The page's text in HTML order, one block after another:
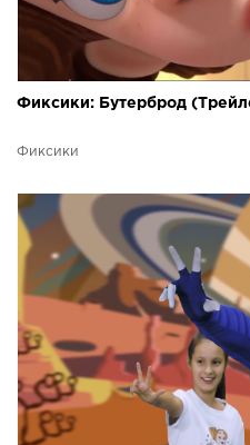
Фиксики: Бутерброд
Фиксики